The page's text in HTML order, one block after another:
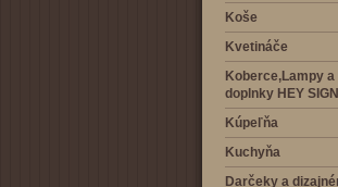
Koše
Kvetináče
Koberce,Lampy
doplnky HEY SIGN
Kúpeľňa
Kuchyňa
Darčeky a